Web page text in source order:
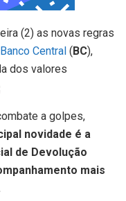
(2) as novas regras
Banco Central (BC),
dos valores
a golpes,
novidade é a
de Devolução
mais